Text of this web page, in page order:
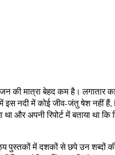
की मात्रा बेहद कम है। लगातार
नदी में कोई जीव-जंतु षेश नहीं
अपनी रिपोर्ट में बताया था
में दशकों से छपे उन शब्दों